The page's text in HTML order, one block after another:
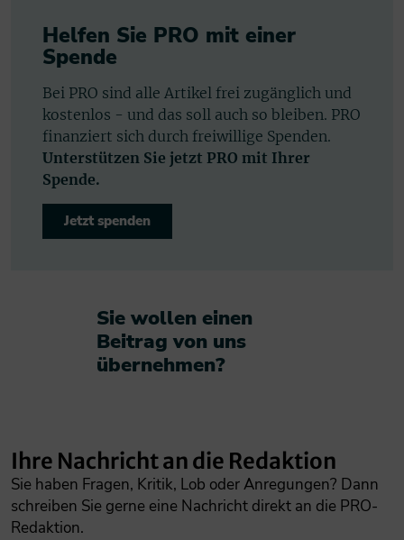
Helfen Sie PRO mit einer
Spende
Bei PRO sind alle Artikel frei zugänglich und
kostenlos - und das soll auch so bleiben. PRO
finanziert sich durch freiwillige Spenden.
Unterstützen Sie jetzt PRO mit Ihrer
Spende.
Jetzt spenden
Sie wollen einen
Beitrag von uns
übernehmen?​
Ihre Nachricht an die Redaktion
Sie haben Fragen, Kritik, Lob oder Anregungen? Dann
schreiben Sie gerne eine Nachricht direkt an die PRO-
Redaktion.